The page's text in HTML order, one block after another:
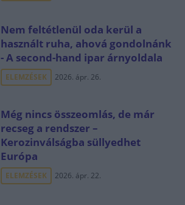
Nem feltétlenül oda kerül a
használt ruha, ahová gondolnánk
- A second-hand ipar árnyoldala
ELEMZÉSEK 2026. ápr. 26.
Még nincs összeomlás, de már
recseg a rendszer –
Kerozinválságba süllyedhet
Európa
ELEMZÉSEK 2026. ápr. 22.